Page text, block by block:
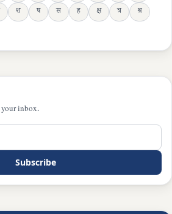
श ष स ह क्ष त्र
श्र
inbox.
Subscribe